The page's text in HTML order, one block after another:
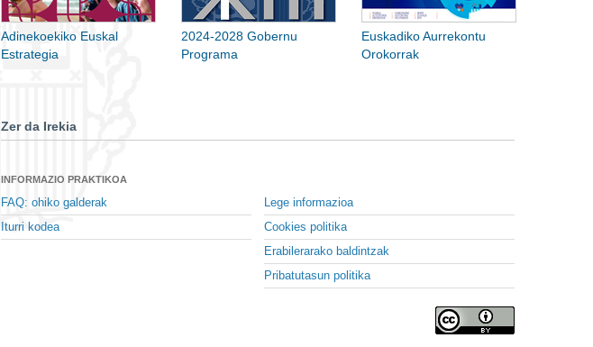
Adinekoekiko Euskal
Estrategia
2024-2028 Gobernu
Programa
Euskadiko Aurrekontu
Orokorrak
Zer da Irekia
INFORMAZIO PRAKTIKOA
FAQ: ohiko galderak
Iturri kodea
Lege informazioa
Cookies politika
Erabilerarako baldintzak
Pribatutasun politika